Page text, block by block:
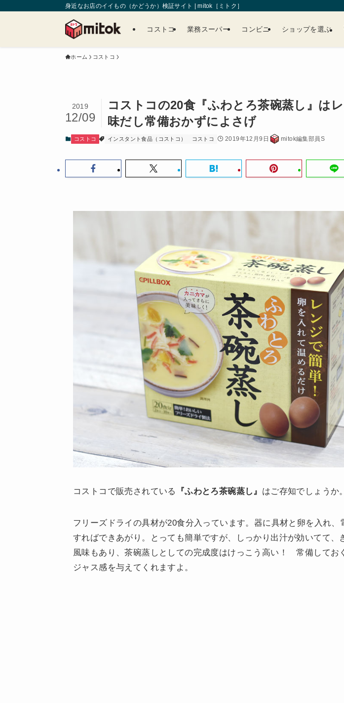
身近なお店のイイもの（かどうか）検証サイト | mitok［ミトク］
コストコ 業務スーパー コンビニ ショップを選ぶ
ホーム コストコ
コストコの20食『ふわとろ茶碗蒸し』は
味だし常備おかずによさげ
2019
12/09
コストコ インスタント食品（コストコ） コストコ 2019年12月9日 mitok編集部員S
コストコで販売されている 『ふわとろ茶碗蒸し』 はご存知でしょうか。
フリーズドライの具材が20食分入っています。器に具材と卵を入れ、
すればできあがり。とっても簡単ですが、しっかり出汁が効いてて、
風味もあり、茶碗蒸しとしての完成度はけっこう高い！ 常備してお
ジャス感を与えてくれますよ。